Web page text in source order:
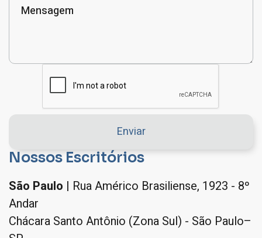
Nossos Escritórios
São Paulo | Rua Américo Brasiliense, 1923 - 8º
Andar
Chácara Santo Antônio (Zona Sul) - São Paulo–